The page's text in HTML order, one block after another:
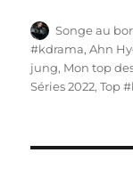
Auteur
Songe au
#kdrama,Ahn
jung, Mon top
Séries 2022,Top